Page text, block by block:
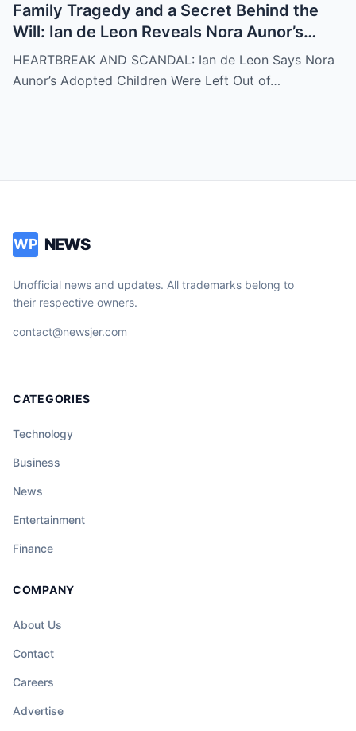
Family Tragedy and a Secret Behind the
Will: Ian de Leon Reveals Nora Aunor’s
Adopted Children Were Written Out of the
Inheritance – ‘Not a Single Centavo!’ – Is
HEARTBREAK AND SCANDAL: Ian de Leon Says Nora
Aunor’s Adopted Children Were Left Out of…
WP NEWS
Unofficial news and updates. All trademarks belong to
their respective owners.
contact@newsjer.com
CATEGORIES
Technology
Business
News
Entertainment
Finance
COMPANY
About Us
Contact
Careers
Advertise